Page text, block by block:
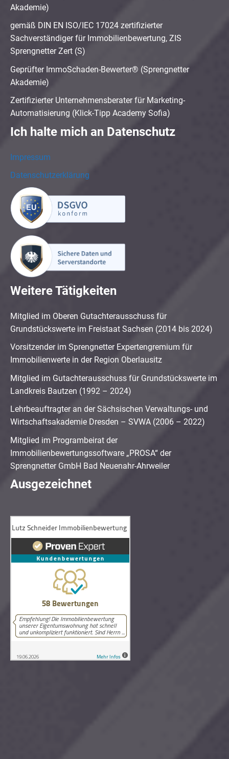
Akademie)
gemäß DIN EN ISO/IEC 17024 zertifizierter
Sachverständiger für Immobilienbewertung, ZIS
Sprengnetter Zert (S)
Geprüfter ImmoSchaden-Bewerter® (Sprengnetter
Akademie)
Zertifizierter Unternehmensberater für Marketing-
Automatisierung (Klick-Tipp Academy Sofia)
Ich halte mich an Datenschutz
Impressum
Datenschutzerklärung
Weitere Tätigkeiten
Mitglied im Oberen Gutachterausschuss für
Grundstückswerte im Freistaat Sachsen (2014 bis 2024)
Vorsitzender im Sprengnetter Expertengremium für
Immobilienwerte in der Region Oberlausitz
Mitglied im Gutachterausschuss für Grundstückswerte im
Landkreis Bautzen (1992 – 2024)
Lehrbeauftragter an der Sächsischen Verwaltungs- und
Wirtschaftsakademie Dresden – SVWA (2006 – 2022)
Mitglied im Programbeirat der
Immobilienbewertungssoftware „PROSA“ der
Sprengnetter GmbH Bad Neuenahr-Ahrweiler
Ausgezeichnet